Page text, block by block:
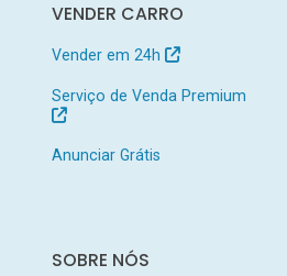
VENDER CARRO
Vender em 24h
Serviço de Venda Premium
Anunciar Grátis
SOBRE NÓS